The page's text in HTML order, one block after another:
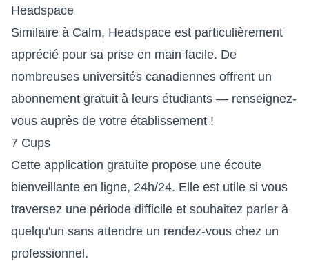
Headspace
Similaire à Calm, Headspace est particulièrement
apprécié pour sa prise en main facile. De
nombreuses universités canadiennes offrent un
abonnement gratuit à leurs étudiants — renseignez-
vous auprès de votre établissement !
7 Cups
Cette application gratuite propose une écoute
bienveillante en ligne, 24h/24. Elle est utile si vous
traversez une période difficile et souhaitez parler à
quelqu'un sans attendre un rendez-vous chez un
professionnel.